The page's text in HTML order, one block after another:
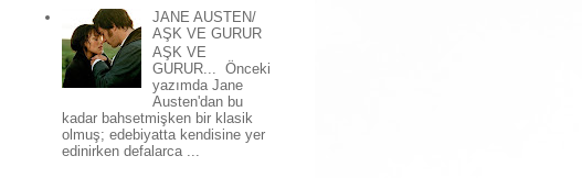
JANE AUSTEN/
AŞK VE GURUR
AŞK VE
GURUR... Önceki
yazımda Jane
Austen'dan bu
kadar bahsetmişken bir klasik
olmuş; edebiyatta kendisine yer
edinirken defalarca ...